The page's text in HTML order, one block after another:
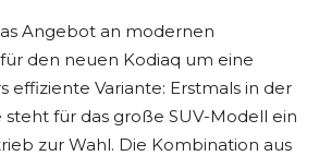
Angebot an modernen
den neuen Kodiaq um eine
effiziente Variante: Erstmals in der
für das große SUV-Modell ein
zur Wahl. Die Kombination aus